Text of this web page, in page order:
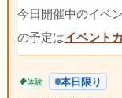
今日開催中のイベ
の予定はイベント
体験 本日限り